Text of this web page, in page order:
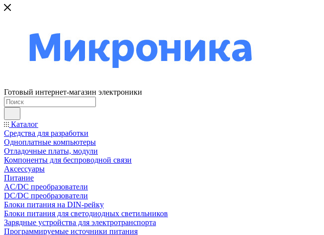
Готовый интернет-магазин электроники
Каталог
Средства для разработки
Одноплатные компьютеры
Отладочные платы, модули
Компоненты для беспроводной связи
Аксессуары
Питание
AC/DC преобразователи
DC/DC преобразователи
Блоки питания на DIN-рейку
Блоки питания для светодиодных светильников
Зарядные устройства для электротранспорта
Программируемые источники питания